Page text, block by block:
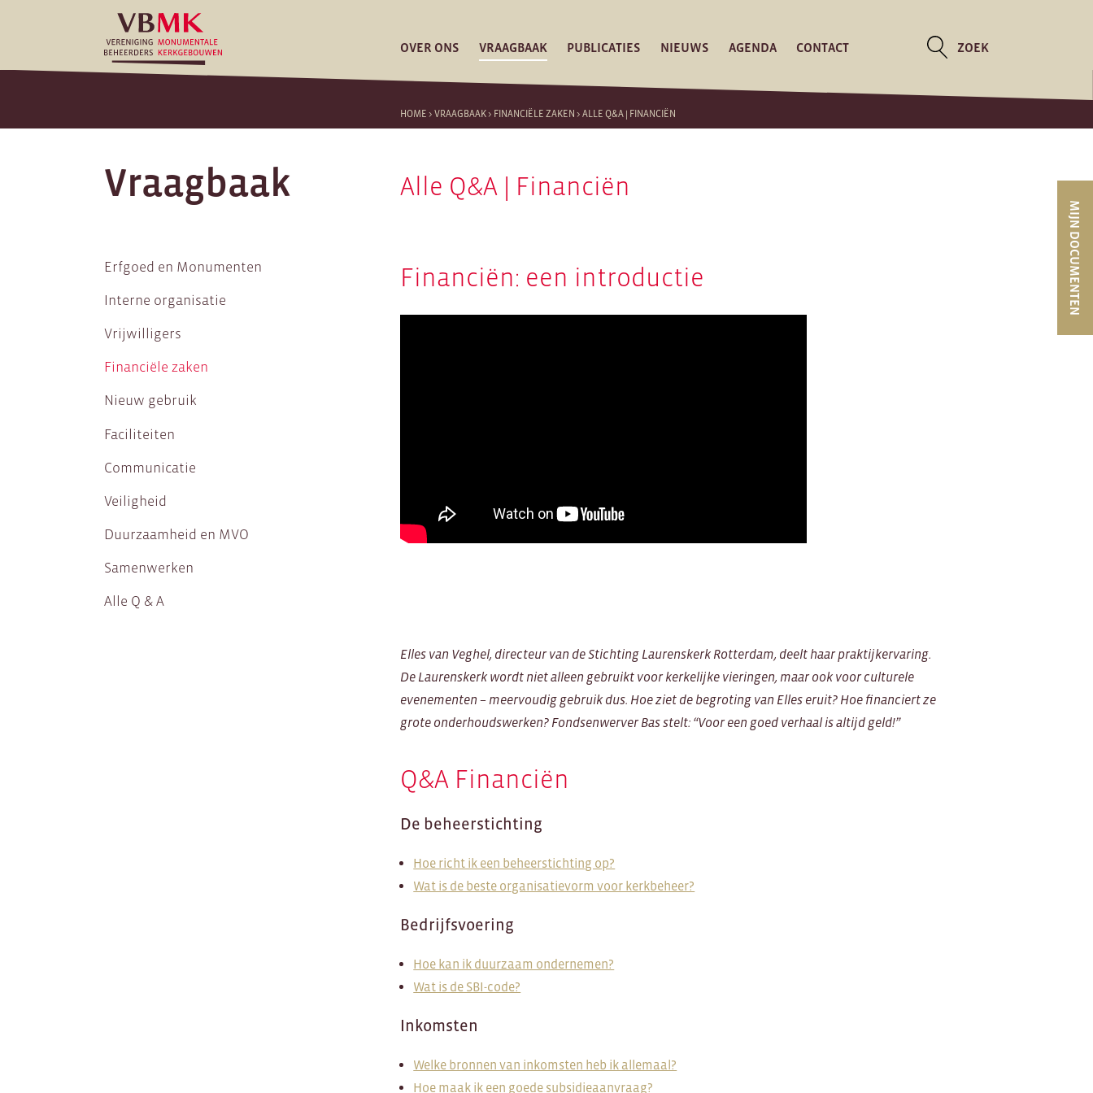
OVER ONS VRAAGBAAK PUBLICATIES NIEUWS AGENDA CONTACT ZOEK
HOME >VRAAGBAAK> FINANCIËLE ZAKEN >ALLE Q&A | FINANCIËN
Vraagbaak
Erfgoed en Monumenten
Interne organisatie
Vrijwilligers
Financiële zaken
Nieuw gebruik
Faciliteiten
Communicatie
Veiligheid
Duurzaamheid en MVO
Samenwerken
Alle Q & A
MIJN DOCUMENTEN
Alle Q&A | Financiën
Financiën: een introductie
Elles van Veghel, directeur van de Stichting Laurenskerk Rotterdam, deelt haar praktijkervaring.
De Laurenskerk wordt niet alleen gebruikt voor kerkelijke vieringen, maar ook voor culturele
evenementen – meervoudig gebruik dus. Hoe ziet de begroting van Elles eruit? Hoe financiert ze
grote onderhoudswerken? Fondsenwerver Bas stelt: “Voor een goed verhaal is altijd geld!”
Q&A Financiën
De beheerstichting
Hoe richt ik een beheerstichting op?
Wat is de beste organisatievorm voor kerkbeheer?
Bedrijfsvoering
Hoe kan ik duurzaam ondernemen?
Wat is de SBI-code?
Inkomsten
Welke bronnen van inkomsten heb ik allemaal?
Hoe maak ik een goede subsidieaanvraag?